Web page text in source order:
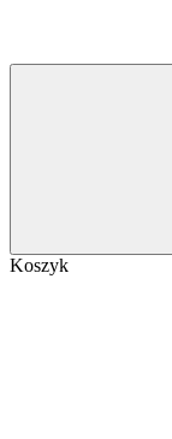
Koszyk